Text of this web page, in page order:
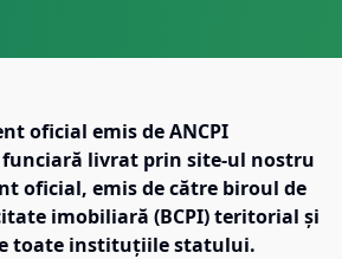
oficial emis de ANCPI
funciară livrat prin site-ul nostru
oficial, emis de către biroul de
imobiliară (BCPI) teritorial și
toate instituțiile statului.